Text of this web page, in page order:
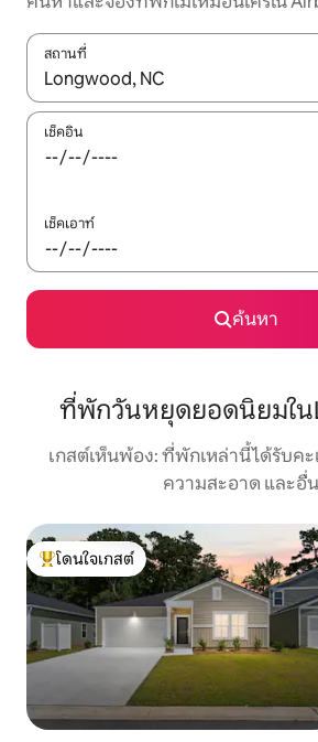
สถานที่
ใช้ลูกศรขึ้นลง หรือใช้การสัมผัสหรือปัด เ
เช็คอิน
เช็คเอาท์
ค้นหา
ที่พักวันหยุดยอดนิยมใน
เกสต์เห็นพ้อง: ที่พักเหล่านี้ได้รับค
ความสะอาด และอื่
โดนใจเกสต์ที่สุด
โดนใจเกสต์